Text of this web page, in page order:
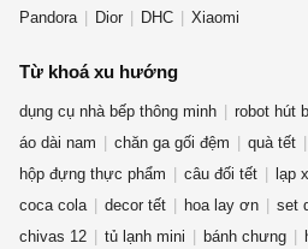
Pandora
Dior DHC Xiaomi
Từ khoá xu hướng
dụng cụ nhà bếp thông minh robot hút
áo dài nam
chăn ga gối đệm quà tết
hộp đựng thực phẩm
câu đối tết lạp
coca cola
decor tết hoa lay ơn set
chivas 12
tủ lạnh mini bánh chưng